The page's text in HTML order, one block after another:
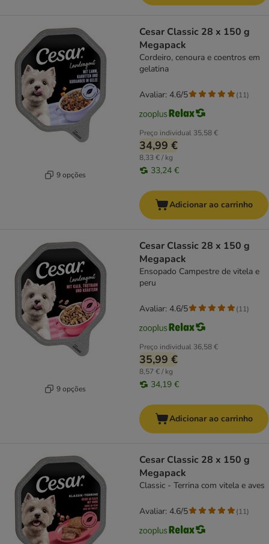
9 opções
Cesar Classic 28 x 150 g
Megapack
Cordeiro, cenoura e coentros em
gelatina
Preço individual 35,58 €
34,99 €
8,33 € / kg
33,24 €
Avaliar: 4.6/5 (11)
Adicionar ao carrinho
9 opções
Cesar Classic 28 x 150 g
Megapack
Ensopado Campestre de vitela e
peru
Preço individual 36,58 €
35,99 €
8,57 € / kg
34,19 €
Avaliar: 4.6/5 (11)
Adicionar ao carrinho
Cesar Classic 28 x 150 g
Megapack
Classic - Terrina com vitela e aves
Avaliar: 4.6/5 (11)